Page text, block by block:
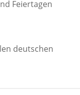
Feiertagen
deutschen